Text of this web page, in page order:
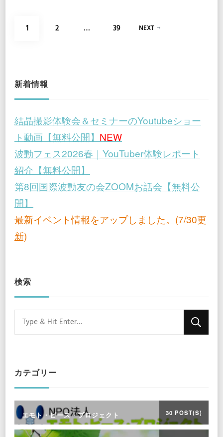
投
ペ
ー
ジ
送
り
PAGE
1 PAGE
2 … PAGE
39 NEXT
新着情報
結晶撮影体験会＆セミナーのYoutubeショー
ト動画【無料公開】 NEW
波動フェス2026春｜YouTuber体験レポート
紹介【無料公開】
第8回国際波動友の会ZOOMお話会【無料公
開】
最新イベント情報をアップしました。(7/30更
新)
検索
Looking
for
カテゴリー
エモト・ピース・プロジェクト 30 POST(S)